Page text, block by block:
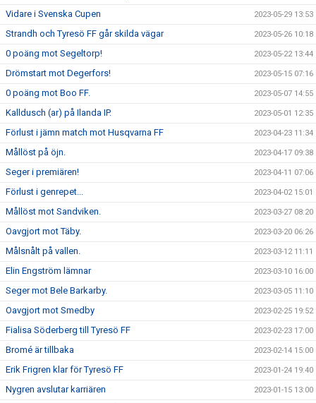
Vidare i Svenska Cupen 2023-05-29 13:53
Strandh och Tyresö FF går skilda vägar 2023-05-26 10:18
0 poäng mot Segeltorp! 2023-05-22 13:44
Drömstart mot Degerfors! 2023-05-15 07:16
0 poäng mot Boo FF. 2023-05-07 14:55
Kalldusch (ar) på Ilanda IP. 2023-05-01 12:35
Förlust i jämn match mot Husqvarna FF 2023-04-23 11:34
Mållöst på öjn. 2023-04-17 09:38
Seger i premiären! 2023-04-11 07:06
Förlust i genrepet... 2023-04-02 15:01
Mållöst mot Sandviken. 2023-03-27 08:20
Oavgjort mot Täby. 2023-03-20 06:26
Målsnålt på vallen. 2023-03-12 11:11
Elin Engström lämnar 2023-03-10 16:00
Seger mot Bele Barkarby. 2023-03-05 11:10
Oavgjort mot Smedby 2023-02-25 19:52
Fialisa Söderberg till Tyresö FF 2023-02-23 17:00
Bromé är tillbaka 2023-02-14 15:00
Erik Frigren klar för Tyresö FF 2023-01-24 19:40
Nygren avslutar karriären 2023-01-15 13:00